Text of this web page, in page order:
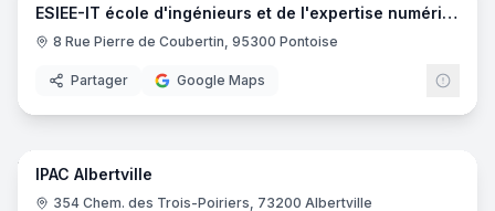
ESIEE-IT école d'ingénieurs et de l'expertise numérique
8 Rue Pierre de Coubertin, 95300 Pontoise
Partager Google Maps
23
IPAC Albertville
354 Chem. des Trois-Poiriers, 73200 Albertville